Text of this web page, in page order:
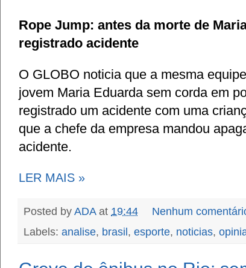
Rope Jump: antes da morte de
registrado acidente
O GLOBO noticia que a mesma
jovem Maria Eduarda sem corda em
registrado um acidente com uma
que a chefe da empresa mandou
acidente.
LER MAIS »
Posted by ADA at 19:44
Nenhum
Labels: analise, brasil, esporte, noticias,